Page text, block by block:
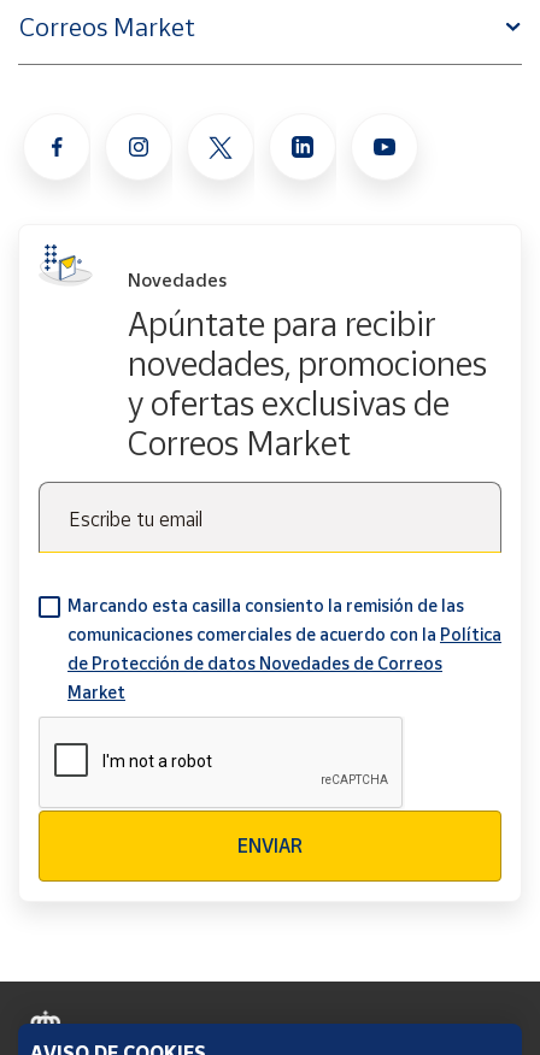
Correos Market
Novedades
Apúntate para recibir
novedades, promociones
y ofertas exclusivas de
Correos Market
Escribe tu email
Marcando esta casilla consiento la remisión de las
comunicaciones comerciales de acuerdo con la Política
de Protección de datos Novedades de Correos
Market
ENVIAR